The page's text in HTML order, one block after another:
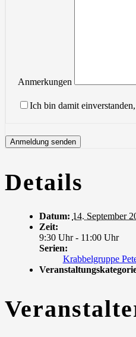
Anmerkungen
Ich bin damit
Details
Datum: 14. September
Zeit:
9:30 Uhr - 11:00 Uhr
Serien:
Krabbelgruppe